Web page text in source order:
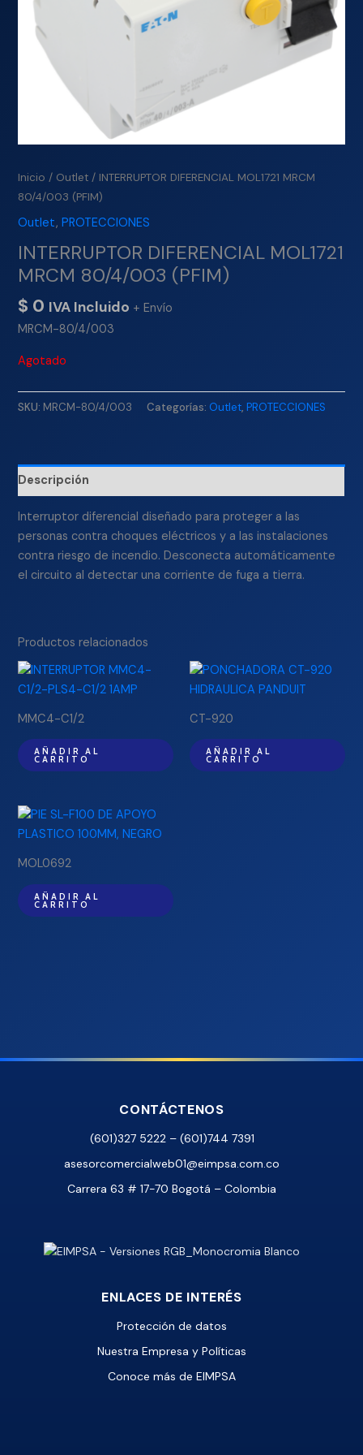
Inicio / Outlet / INTERRUPTOR DIFERENCIAL MOL1721 MRCM
80/4/003 (PFIM)
Outlet,PROTECCIONES
INTERRUPTOR DIFERENCIAL MOL1721
MRCM 80/4/003 (PFIM)
$ 0 IVA Incluido + Envío
MRCM-80/4/003
Agotado
SKU: MRCM-80/4/003 Categorías: Outlet,PROTECCIONES
Descripción
Interruptor diferencial diseñado para proteger a las
personas contra choques eléctricos y a las instalaciones
contra riesgo de incendio. Desconecta automáticamente
el circuito al detectar una corriente de fuga a tierra.
Productos relacionados
MMC4-C1/2
AÑADIR AL
CARRITO
CT-920
AÑADIR AL
CARRITO
MOL0692
AÑADIR AL
CARRITO
CONTÁCTENOS
(601)327 5222 – (601)744 7391
asesorcomercialweb01@eimpsa.com.co
Carrera 63 # 17-70 Bogotá – Colombia
ENLACES DE INTERÉS
Protección de datos
Nuestra Empresa y Políticas
Conoce más de EIMPSA